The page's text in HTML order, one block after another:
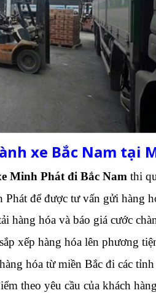
xe Bắc Nam tại
Minh Phát đi Bắc Nam thi
để được tư vấn gửi hàng
hàng hóa và báo giá cước
xếp hàng hóa lên phương
hóa từ miền Bắc đi các
theo yêu cầu của khách